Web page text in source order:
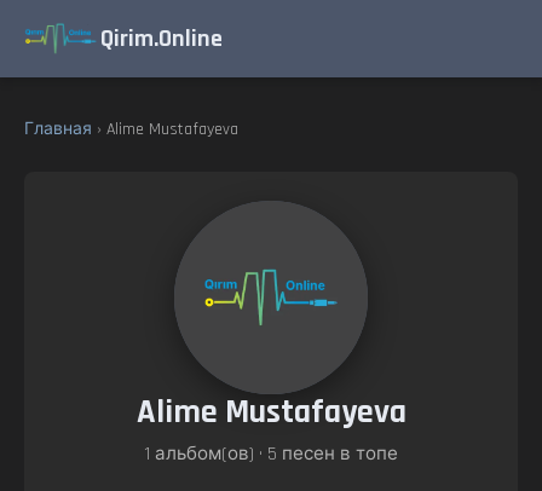
Qirim.Online
Главная › Alime Mustafayeva
Alime Mustafayeva
1 альбом(ов) • 5 песен в топе